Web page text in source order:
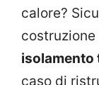
calore?
isolamento
caso di